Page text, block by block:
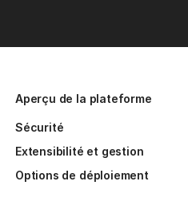
Aperçu de la plateforme
Sécurité
Extensibilité et gestion
Options de déploiement